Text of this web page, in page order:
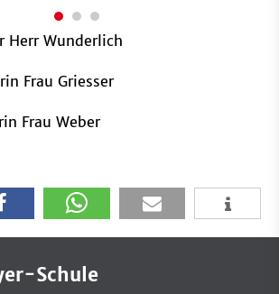
Herr Wunderlich
Frau Griesser
Frau Weber
Schule